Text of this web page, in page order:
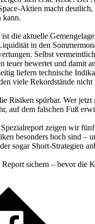
Aktien macht deutlich,
kann.
die aktuelle
in den
Selbst
teuer bewertet und damit
liefern technische
viele Rekordstände nicht
Risiken spürbar. Wer jetzt
auf dem falschen Fuß
zeigen wir
besonders hoch sind –
sogar Short-Strategien
Report sichern – bevor die